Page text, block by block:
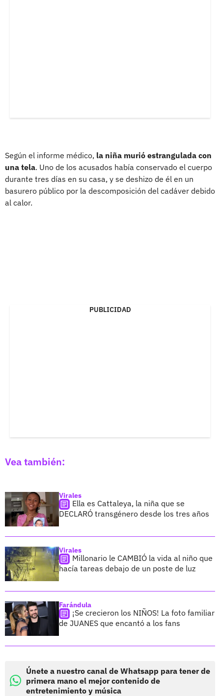
Según el informe médico, la niña murió estrangulada con
una tela. Uno de los acusados había conservado el cuerpo
durante tres días en su casa, y se deshizo de él en un
basurero público por la descomposición del cadáver debido
al calor.
PUBLICIDAD
Vea también:
Virales
Ella es Cattaleya, la niña que se
DECLARÓ transgénero desde los tres años
Virales
Millonario le CAMBIÓ la vida al niño que
hacía tareas debajo de un poste de luz
Farándula
¡Se crecieron los NIÑOS! La foto familiar
de JUANES que encantó a los fans
Únete a nuestro canal de Whatsapp para tener de
primera mano el mejor contenido de
entretenimiento y música